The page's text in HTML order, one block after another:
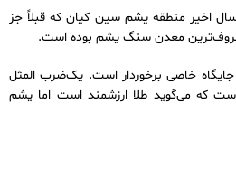
اخیر منطقه یشم سین کیان که قبلاً جز
معدن سنگ یشم بوده است.
خاصی برخوردار است. یک‌ضرب المثل
که می‌گوید طلا ارزشمند است اما یشم